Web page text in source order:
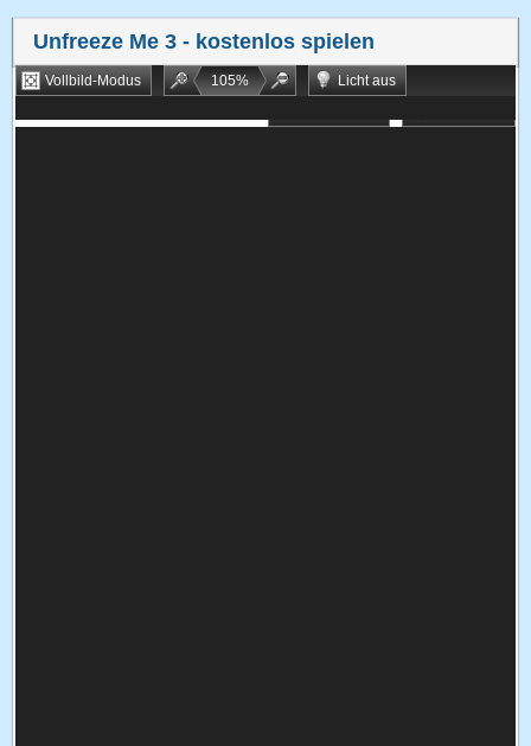
Unfreeze Me 3 - kostenlos spielen
Vollbild-Modus 105%
Licht aus